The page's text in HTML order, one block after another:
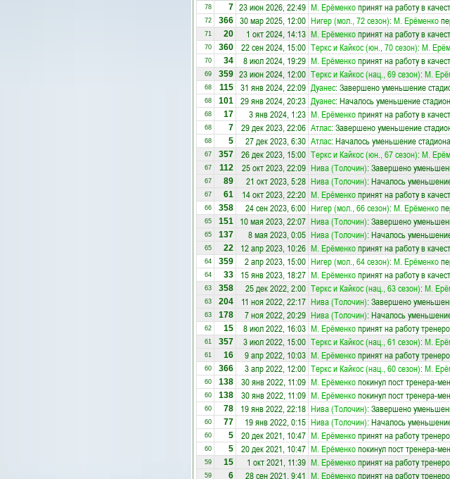
78 7 23 июн 2026, 22:49 М. Ерёменкопринят на работу в
72 366 30 мар 2025, 12:00 Нигер (мол., 72 сезон): М. Ерёменко
71 20 1 окт 2024, 14:13 М. Ерёменкопринят на работу в
70 360 22 сен 2024, 15:00 Теркс и Кайкос (юн., 70 сезон): М.
70 34 8 июл 2024, 19:29 М. Ерёменкопринят на работу в
69 359 23 июн 2024, 12:00 Теркс и Кайкос (нац., 69 сезон): М.
68 115 31 янв 2024, 22:09 Дуанес: Завершено уменьшение
68 101 29 янв 2024, 20:23 Дуанес: Началось уменьшение
68 17 3 янв 2024, 1:23 М. Ерёменкопринят на работу в
68 7 29 дек 2023, 22:06 Атлас: Завершено уменьшение
68 5 27 дек 2023, 6:30 Атлас: Началось уменьшение
67 357 26 дек 2023, 15:00 Теркс и Кайкос (юн., 67 сезон): М.
67 112 25 окт 2023, 22:09 Нива (Толочин): Завершено
67 89 21 окт 2023, 5:28 Нива (Толочин): Началось
67 61 14 окт 2023, 22:20 М. Ерёменкопринят на работу в
66 358 24 сен 2023, 6:00 Нигер (мол., 66 сезон): М. Ерёменко
65 151 10 мая 2023, 22:07 Нива (Толочин): Завершено
65 137 8 мая 2023, 0:05 Нива (Толочин): Началось
65 22 12 апр 2023, 10:26 М. Ерёменкопринят на работу в
64 359 2 апр 2023, 15:00 Нигер (мол., 64 сезон): М. Ерёменко
64 33 15 янв 2023, 18:27 М. Ерёменкопринят на работу в
63 358 25 дек 2022, 2:00 Теркс и Кайкос (нац., 63 сезон): М.
63 204 11 ноя 2022, 22:17 Нива (Толочин): Завершено
63 178 7 ноя 2022, 20:29 Нива (Толочин): Началось
62 15 8 июл 2022, 16:03 М. Ерёменкопринят на работу
61 357 3 июл 2022, 15:00 Теркс и Кайкос (нац., 61 сезон): М.
61 16 9 апр 2022, 10:03 М. Ерёменкопринят на работу
60 366 3 апр 2022, 12:00 Теркс и Кайкос (нац., 60 сезон): М.
60 138 30 янв 2022, 11:09 М. Ерёменкопокинул пост тренера-
60 138 30 янв 2022, 11:09 М. Ерёменкопокинул пост тренера-
60 78 19 янв 2022, 22:18 Нива (Толочин): Завершено
60 77 19 янв 2022, 0:15 Нива (Толочин): Началось
60 5 20 дек 2021, 10:47 М. Ерёменкопринят на работу
60 5 20 дек 2021, 10:47 М. Ерёменкопокинул пост тренера-
59 15 1 окт 2021, 11:39 М. Ерёменкопринят на работу
59 6 28 сен 2021, 9:41 М. Ерёменкопринят на работу